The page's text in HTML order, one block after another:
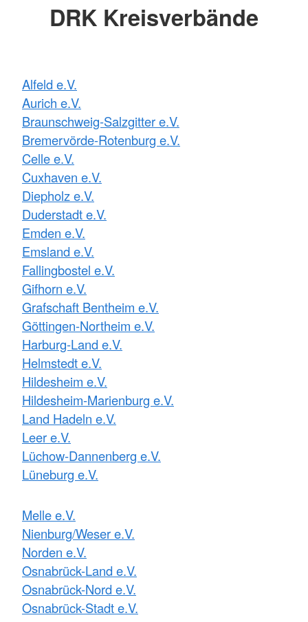
DRK Kreisverbände
Alfeld e.V.
Aurich e.V.
Braunschweig-Salzgitter e.V.
Bremervörde-Rotenburg e.V.
Celle e.V.
Cuxhaven e.V.
Diepholz e.V.
Duderstadt e.V.
Emden e.V.
Emsland e.V.
Fallingbostel e.V.
Gifhorn e.V.
Grafschaft Bentheim e.V.
Göttingen-Northeim e.V.
Harburg-Land e.V.
Helmstedt e.V.
Hildesheim e.V.
Hildesheim-Marienburg e.V.
Land Hadeln e.V.
Leer e.V.
Lüchow-Dannenberg e.V.
Lüneburg e.V.
Melle e.V.
Nienburg/Weser e.V.
Norden e.V.
Osnabrück-Land e.V.
Osnabrück-Nord e.V.
Osnabrück-Stadt e.V.